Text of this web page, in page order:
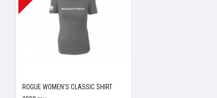
ROGUE WOMEN'S CLASSIC SHIRT